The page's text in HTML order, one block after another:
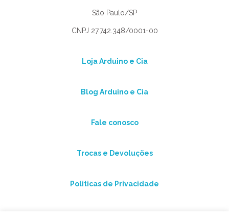
São Paulo/SP
CNPJ 27.742.348/0001-00
Loja Arduino e Cia
Blog Arduino e Cia
Fale conosco
Trocas e Devoluções
Politicas de Privacidade